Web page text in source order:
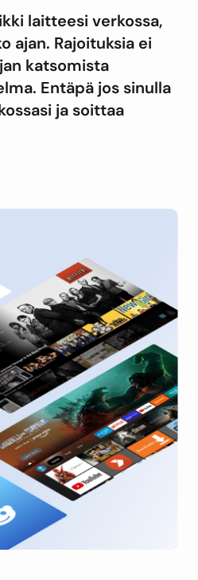
laitteesi verkossa,
ajan. Rajoituksia ei
katsomista
Entäpä jos sinulla
ja soittaa